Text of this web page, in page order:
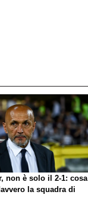
non è solo il 2-1: cosa
la squadra di